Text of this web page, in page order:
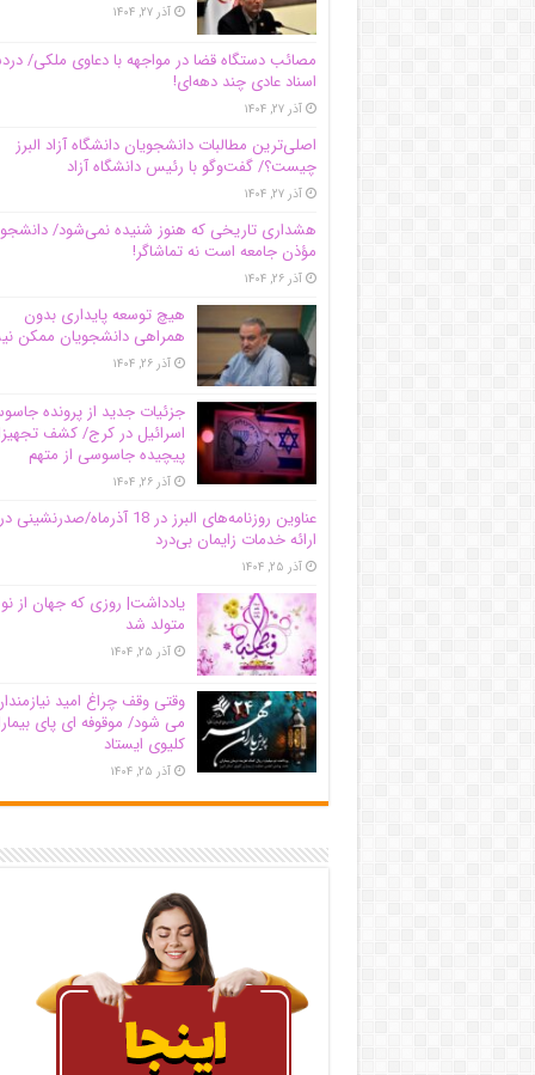
آذر ۲۷, ۱۴۰۴
مصائب دستگاه قضا در مواجهه با دعاوی ملکی/
اسناد عادی چند‌ دهه‌ای!
آذر ۲۷, ۱۴۰۴
اصلی‌ترین مطالبات دانشجویان دانشگاه آزاد البرز
چیست؟/ گفت‌وگو با رئیس دانشگاه آز‌اد
آذر ۲۷, ۱۴۰۴
هشداری تاریخی که هنوز شنیده نمی‌شود/ دانشجو
مؤذن جامعه است نه تماشاگر!
آذر ۲۶, ۱۴۰۴
هیچ توسعه پایداری بدون
همراهی دانشجویان ممکن
آذر ۲۶, ۱۴۰۴
جزئیات جدید از پرونده
اسرائیل در کرج/‌ کشف
پیچیده جاسوسی از متهم
آذر ۲۶, ۱۴۰۴
عناوین روزنامه‌های البرز در ‌18 آذرماه/صدرنشینی در
ارائه خدمات زایمان بی‌درد
آذر ۲۵, ۱۴۰۴
یادداشت| روزی که جهان از نو
متولد شد
آذر ۲۵, ۱۴۰۴
وقتی وقف چراغ امید
می شود/ موقوفه ای پای
کلیوی ایستاد
آذر ۲۵, ۱۴۰۴